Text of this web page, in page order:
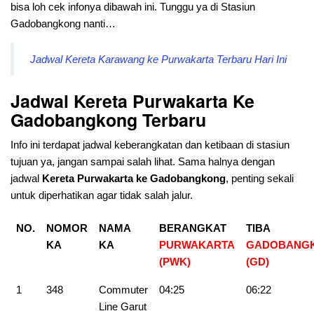
bisa loh cek infonya dibawah ini. Tunggu ya di Stasiun
Gadobangkong nanti…
Jadwal Kereta Karawang ke Purwakarta Terbaru Hari Ini
Jadwal Kereta Purwakarta Ke
Gadobangkong Terbaru
Info ini terdapat jadwal keberangkatan dan ketibaan di stasiun
tujuan ya, jangan sampai salah lihat. Sama halnya dengan
jadwal Kereta Purwakarta ke Gadobangkong, penting sekali
untuk diperhatikan agar tidak salah jalur.
NO.
NOMOR
KA
NAMA
KA
BERANGKAT
PURWAKARTA
(PWK)
TIBA
(GD)
1 348
Commuter
Line Garut
04:25 06:22